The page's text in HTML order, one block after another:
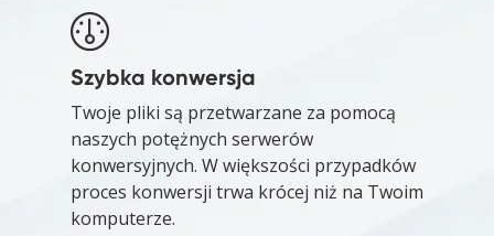
Szybka konwersja
Twoje pliki są przetwarzane za pomocą
naszych potężnych serwerów
konwersyjnych. W większości przypadków
proces konwersji trwa krócej niż na Twoim
komputerze.